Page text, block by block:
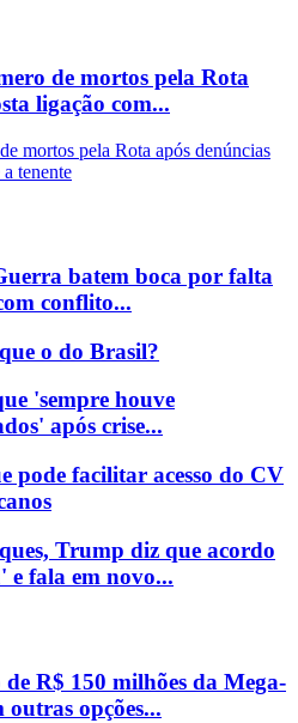
de mortos pela Rota
ligação com...
batem boca por falta
conflito...
o do Brasil?
'sempre houve
após crise...
pode facilitar acesso do CV
Trump diz que acordo
e fala em novo...
R$ 150 milhões da Mega-
outras opções...